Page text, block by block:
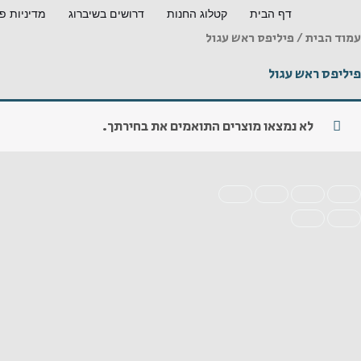
לתוכן
דף הבית קטלוג החנות דרושים בשיברוג מדיניות
עמוד הבית/ פיליפס ראש עגול
פיליפס ראש עגול
לא נמצאו מוצרים התואמים את בחירתך.